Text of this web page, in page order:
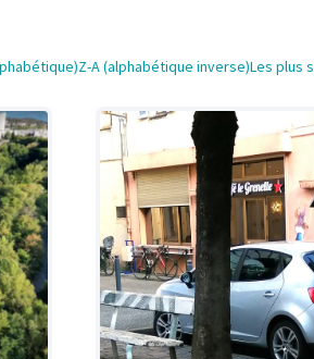
Z-A (alphabétique inverse)Les plus